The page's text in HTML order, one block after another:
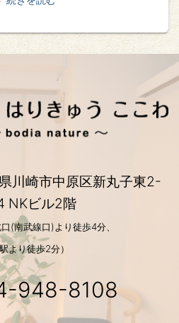
川崎市中原区新丸子東2-
NKビル2階
(南武線口)より徒歩4分、
より徒歩2分）
948-8108